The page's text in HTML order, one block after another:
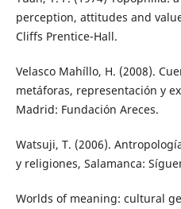
perception, attitudes and
Cliffs Prentice-Hall.
Velasco Mahíllo, H. (2008).
metáforas, representación y
Madrid: Fundación Areces.
Watsuji, T. (2006).
y religiones, Salamanca:
Worlds of meaning: cultural